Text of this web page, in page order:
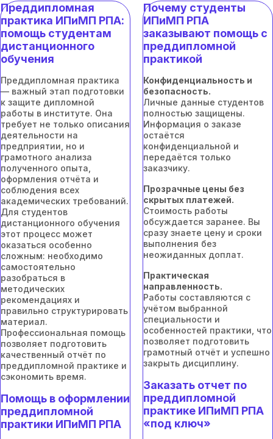
Преддипломная
практика ИПиМП РПА:
помощь студентам
дистанционного
обучения
Преддипломная практика
— важный этап подготовки
к защите дипломной
работы в институте. Она
требует не только описания
деятельности на
предприятии, но и
грамотного анализа
полученного опыта,
оформления отчёта и
соблюдения всех
академических требований.
Для студентов
дистанционного обучения
этот процесс может
оказаться особенно
сложным: необходимо
самостоятельно
разобраться в
методических
рекомендациях и
правильно структурировать
материал.
Профессиональная помощь
позволяет подготовить
качественный отчёт по
преддипломной практике и
сэкономить время.
Помощь в оформлении
преддипломной
практики ИПиМП РПА
Почему студенты
ИПиМП РПА
заказывают помощь с
преддипломной
практикой
Конфиденциальность и
безопасность.
Личные данные студентов
полностью защищены.
Информация о заказе
остаётся
конфиденциальной и
передаётся только
заказчику.
Прозрачные цены без
скрытых платежей.
Стоимость работы
обсуждается заранее. Вы
сразу знаете цену и сроки
выполнения без
неожиданных доплат.
Практическая
направленность.
Работы составляются с
учётом выбранной
специальности и
особенностей практики, что
позволяет подготовить
грамотный отчёт и успешно
закрыть дисциплину.
Заказать отчет по
преддипломной
практике ИПиМП РПА
«под ключ»